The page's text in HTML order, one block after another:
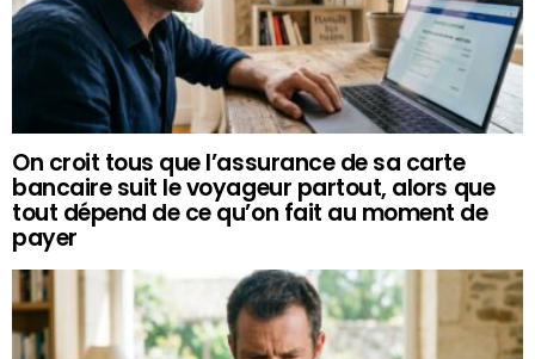
On croit tous que l’assurance de sa carte
bancaire suit le voyageur partout, alors que
tout dépend de ce qu’on fait au moment de
payer